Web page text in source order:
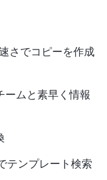
さでコピーを作成
ームと素早く情報
テンプレート検索